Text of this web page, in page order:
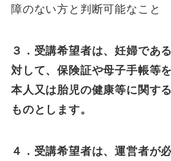
障のない方と判断可能なこと
３．受講希望者は、妊婦であ
対して、保険証や母子手帳等
本人又は胎児の健康等に関す
ものとします。
４．受講希望者は、運営者が